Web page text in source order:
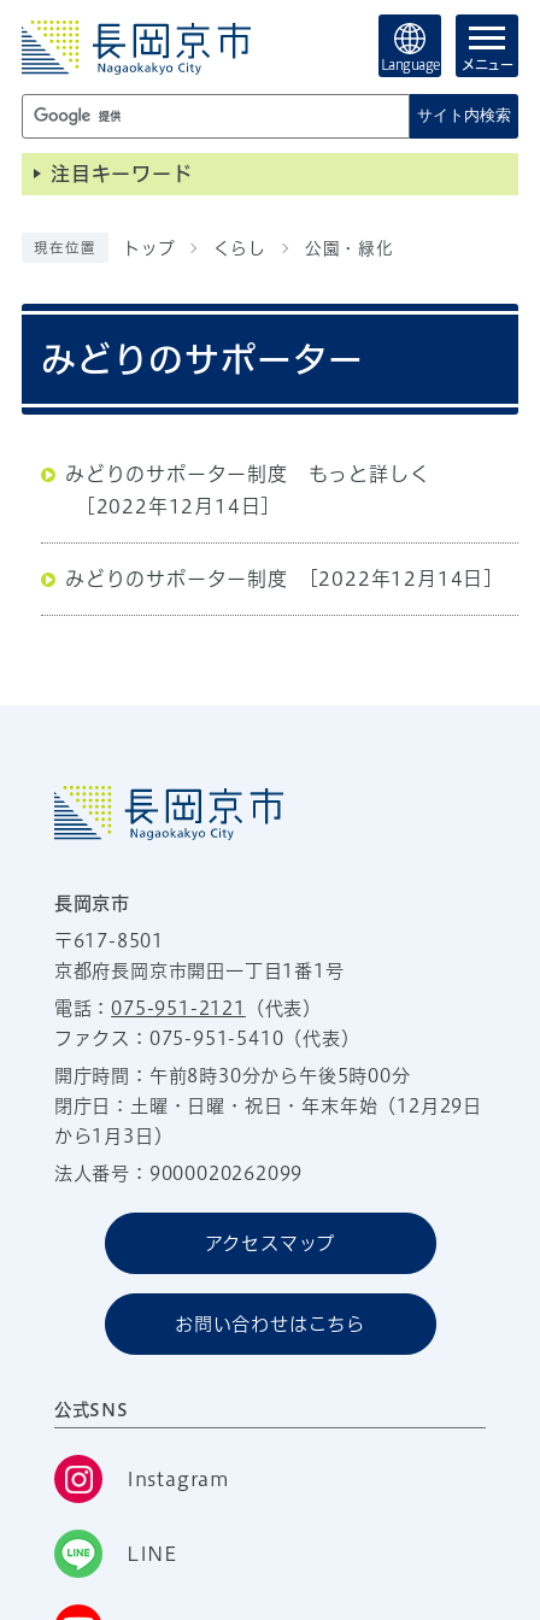
Language メニュー
サイト内検索
注目キーワード
現在位置 トップ くらし 公園・緑化
みどりのサポーター
みどりのサポーター制度 もっと詳しく
[2022年12月14日]
みどりのサポーター制度 [2022年12月14日]
長岡京市
〒617-8501
京都府長岡京市開田一丁目1番1号
電話：075-951-2121
（代表）
ファクス：075-951-5410（代表）
開庁時間：午前8時30分から午後5時00分
閉庁日：土曜・日曜・祝日・年末年始（12月29日
から1月3日）
法人番号：9000020262099
アクセスマップ
お問い合わせはこちら
公式SNS
Instagram
LINE